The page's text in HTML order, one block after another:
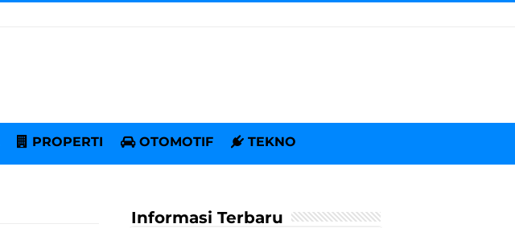
PROPERTI OTOMOTIF TEKNO
Informasi Terbaru